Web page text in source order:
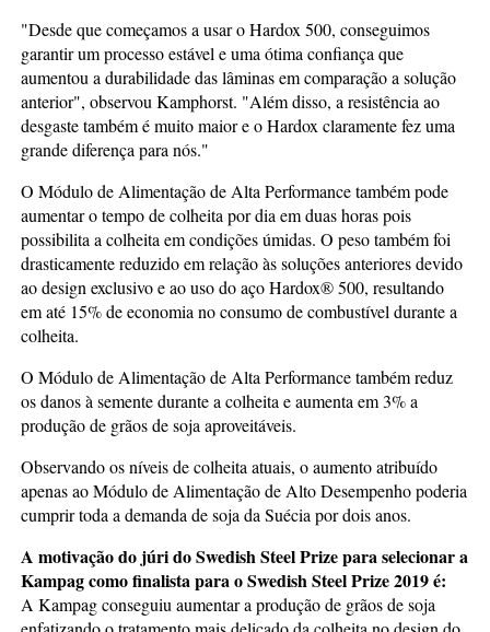
"Desde que começamos a usar o Hardox 500, conseguimos
garantir um processo estável e uma ótima confiança que
aumentou a durabilidade das lâminas em comparação a solução
anterior", observou Kamphorst. "Além disso, a resistência ao
desgaste também é muito maior e o Hardox claramente fez uma
grande diferença para nós."
O Módulo de Alimentação de Alta Performance também pode
aumentar o tempo de colheita por dia em duas horas pois
possibilita a colheita em condições úmidas. O peso também foi
drasticamente reduzido em relação às soluções anteriores devido
ao design exclusivo e ao uso do aço Hardox® 500, resultando
em até 15% de economia no consumo de combustível durante a
colheita.
O Módulo de Alimentação de Alta Performance também reduz
os danos à semente durante a colheita e aumenta em 3% a
produção de grãos de soja aproveitáveis.
Observando os níveis de colheita atuais, o aumento atribuído
apenas ao Módulo de Alimentação de Alto Desempenho poderia
cumprir toda a demanda de soja da Suécia por dois anos.
A motivação do júri do Swedish Steel Prize para selecionar a
Kampag como finalista para o Swedish Steel Prize 2019 é:
A Kampag conseguiu aumentar a produção de grãos de soja